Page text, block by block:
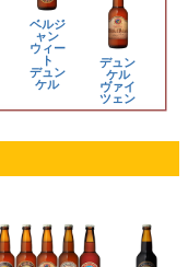
デュン
ケル
ヴァイ
ツェン
ベルジ
ャン
ウィー
ト
デュン
ケル